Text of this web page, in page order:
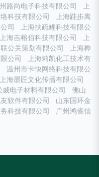
路尚电子科技有限公司
上
科技有限公司
上海跬步离
司
上海扶疏鲤科技有限公
上海吉榕佰科技有限公司
上
公关策划有限公司
上海桦
公司
上海莉凯化工技术有
温州市卡快网络科技有限公
上海墨匠文化传播有限公司
威电子材料有限公司
佛山
友软件有限公司
山东国环金
科技有限公司
广州鸿雀信